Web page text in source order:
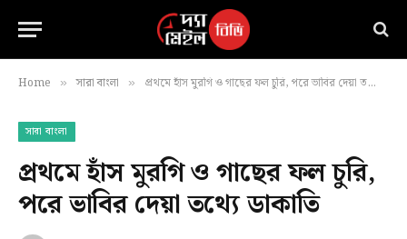
Home » সারা বাংলা » প্রথমে হাঁস মুরগি ও গাছের ফল চুরি, পরে ভাবির দেয়া তথ্যে ডাকাতি
সারা বাংলা
প্রথমে হাঁস মুরগি ও গাছের ফল চুরি,
পরে ভাবির দেয়া তথ্যে ডাকাতি